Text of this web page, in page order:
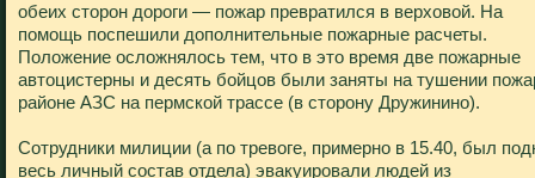
обеих сторон дороги — пожар превратился в верховой. На
помощь поспешили дополнительные пожарные расчеты.
Положение осложнялось тем, что в это время две пожарные
автоцистерны и десять бойцов были заняты на тушении
районе АЗС на пермской трассе (в сторону Дружинино).
Сотрудники милиции (а по тревоге, примерно в 15.40, был
весь личный состав отдела) эвакуировали людей из